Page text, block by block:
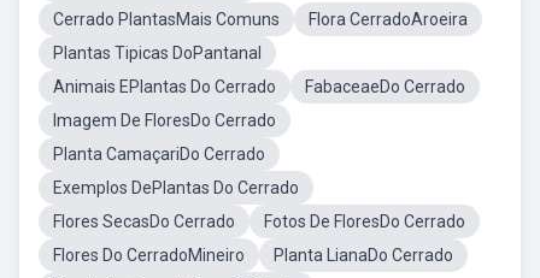
Cerrado PlantasMais Comuns
Flora CerradoAroeira
Plantas Tipicas DoPantanal
Animais EPlantas Do Cerrado
FabaceaeDo Cerrado
Imagem De FloresDo Cerrado
Planta CamaçariDo Cerrado
Exemplos DePlantas Do Cerrado
Flores SecasDo Cerrado
Fotos De FloresDo Cerrado
Flores Do CerradoMineiro
Planta LianaDo Cerrado